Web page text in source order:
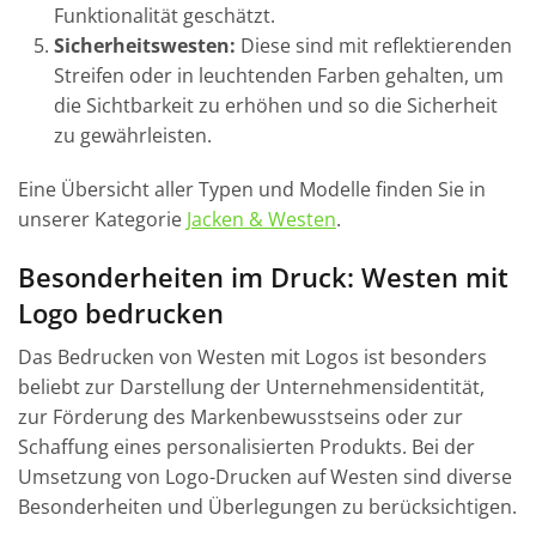
Funktionalität geschätzt.
Sicherheitswesten: Diese sind mit reflektierenden
Streifen oder in leuchtenden Farben gehalten, um
die Sichtbarkeit zu erhöhen und so die Sicherheit
zu gewährleisten.
Eine Übersicht aller Typen und Modelle finden Sie in
unserer Kategorie Jacken & Westen.
Besonderheiten im Druck: Westen mit
Logo bedrucken
Das Bedrucken von Westen mit Logos ist besonders
beliebt zur Darstellung der Unternehmensidentität,
zur Förderung des Markenbewusstseins oder zur
Schaffung eines personalisierten Produkts. Bei der
Umsetzung von Logo-Drucken auf Westen sind diverse
Besonderheiten und Überlegungen zu berücksichtigen.